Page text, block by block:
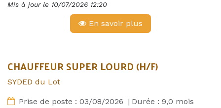
Mis à jour le 10/07/2026 12:20
En savoir plus
CHAUFFEUR SUPER LOURD (H/F)
SYDED du Lot
Prise de poste : 03/08/2026 | Durée : 9,0 mois